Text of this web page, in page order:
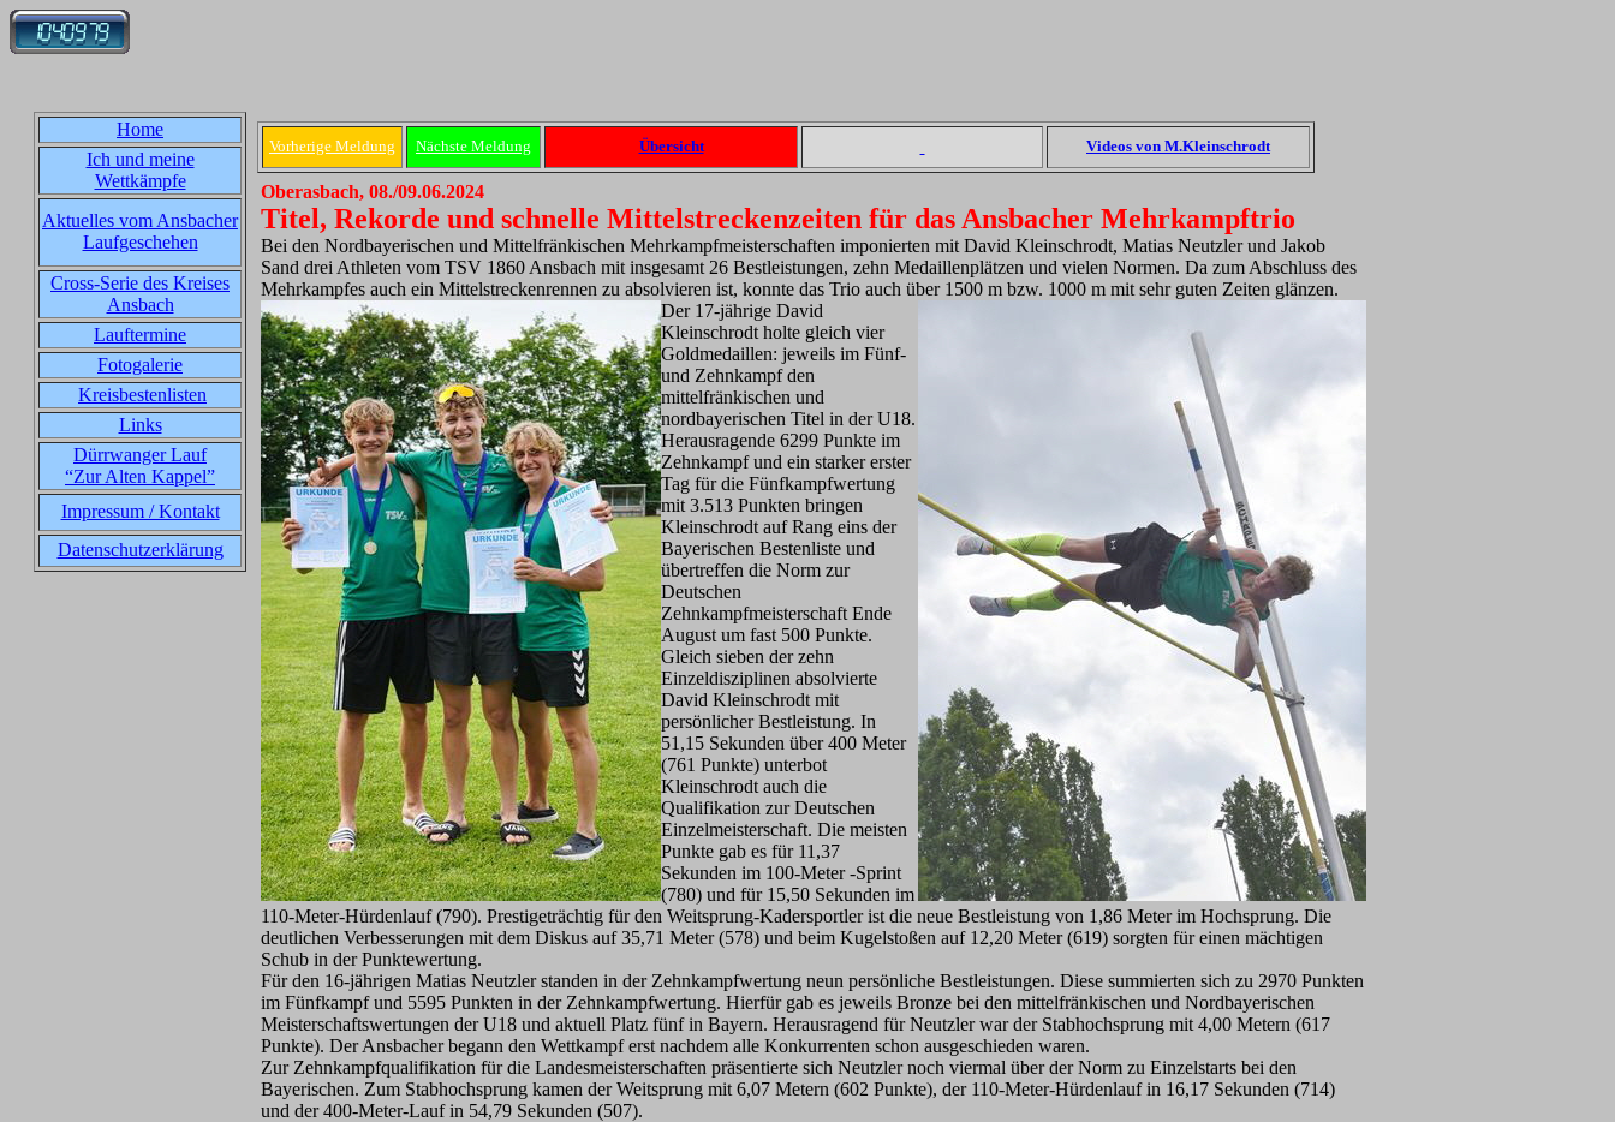
Home
Ich und meine
Wettkämpfe
Aktuelles vom Ansbacher
Laufgeschehen
Cross-Serie des Kreises
Ansbach
Lauftermine
Fotogalerie
Kreisbestenlisten
Links
Dürrwanger Lauf
“Zur Alten Kappel”
Impressum / Kontakt
Datenschutzerklärung
Vorherige Meldung Nächste Meldung Übersicht Videos von M.Kleinschrodt
Oberasbach, 08./09.06.2024
Titel, Rekorde und schnelle Mittelstreckenzeiten für das Ansbacher Mehrkampftrio
Bei den Nordbayerischen und Mittelfränkischen Mehrkampfmeisterschaften imponierten mit David Kleinschrodt, Matias Neutzler und Jakob
Sand drei Athleten vom TSV 1860 Ansbach mit insgesamt 26 Bestleistungen, zehn Medaillenplätzen und vielen Normen. Da zum Abschluss des
Mehrkampfes auch ein Mittelstreckenrennen zu absolvieren ist, konnte das Trio auch über 1500 m bzw. 1000 m mit sehr guten Zeiten glänzen.
Der 17-jährige David
Kleinschrodt holte gleich vier
Goldmedaillen: jeweils im Fünf-
und Zehnkampf den
mittelfränkischen und
nordbayerischen Titel in der U18.
Herausragende 6299 Punkte im
Zehnkampf und ein starker erster
Tag für die Fünfkampfwertung
mit 3.513 Punkten bringen
Kleinschrodt auf Rang eins der
Bayerischen Bestenliste und
übertreffen die Norm zur
Deutschen
Zehnkampfmeisterschaft Ende
August um fast 500 Punkte.
Gleich sieben der zehn
Einzeldisziplinen absolvierte
David Kleinschrodt mit
persönlicher Bestleistung. In
51,15 Sekunden über 400 Meter
(761 Punkte) unterbot
Kleinschrodt auch die
Qualifikation zur Deutschen
Einzelmeisterschaft. Die meisten
Punkte gab es für 11,37
Sekunden im 100-Meter -Sprint
(780) und für 15,50 Sekunden im
110-Meter-Hürdenlauf (790). Prestigeträchtig für den Weitsprung-Kadersportler ist die neue Bestleistung von 1,86 Meter im Hochsprung. Die
deutlichen Verbesserungen mit dem Diskus auf 35,71 Meter (578) und beim Kugelstoßen auf 12,20 Meter (619) sorgten für einen mächtigen
Schub in der Punktewertung.
Für den 16-jährigen Matias Neutzler standen in der Zehnkampfwertung neun persönliche Bestleistungen. Diese summierten sich zu 2970 Punkten
im Fünfkampf und 5595 Punkten in der Zehnkampfwertung. Hierfür gab es jeweils Bronze bei den mittelfränkischen und Nordbayerischen
Meisterschaftswertungen der U18 und aktuell Platz fünf in Bayern. Herausragend für Neutzler war der Stabhochsprung mit 4,00 Metern (617
Punkte). Der Ansbacher begann den Wettkampf erst nachdem alle Konkurrenten schon ausgeschieden waren.
Zur Zehnkampfqualifikation für die Landesmeisterschaften präsentierte sich Neutzler noch viermal über der Norm zu Einzelstarts bei den
Bayerischen. Zum Stabhochsprung kamen der Weitsprung mit 6,07 Metern (602 Punkte), der 110-Meter-Hürdenlauf in 16,17 Sekunden (714)
und der 400-Meter-Lauf in 54,79 Sekunden (507).